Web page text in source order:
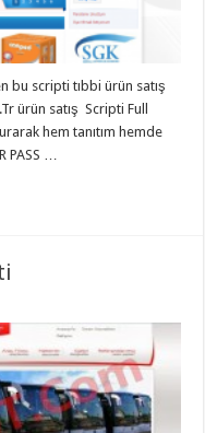
bu scripti tıbbi ürün satış
ürün satış Scripti Full
hem tanıtım hemde
PASS …